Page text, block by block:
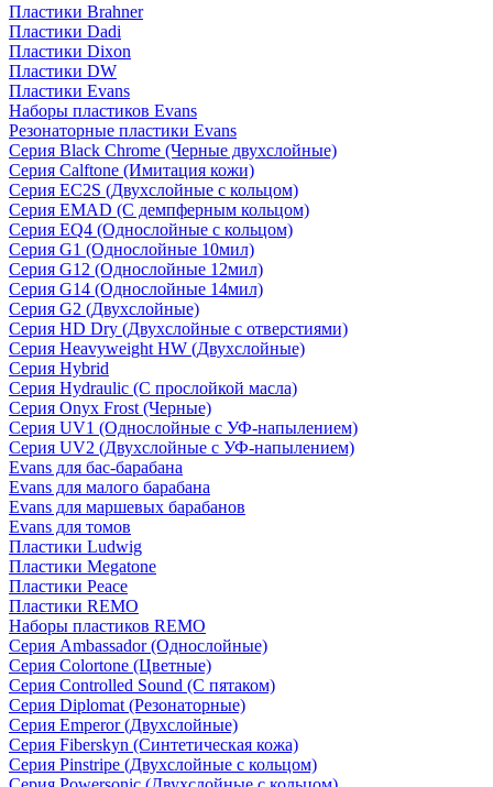
Пластики Brahner
Пластики Dadi
Пластики Dixon
Пластики DW
Пластики Evans
Наборы пластиков Evans
Резонаторные пластики Evans
Серия Black Chrome (Черные двухслойные)
Серия Calftone (Имитация кожи)
Серия EC2S (Двухслойные с кольцом)
Серия EMAD (С демпферным кольцом)
Серия EQ4 (Однослойные с кольцом)
Серия G1 (Однослойные 10мил)
Серия G12 (Однослойные 12мил)
Серия G14 (Однослойные 14мил)
Серия G2 (Двухслойные)
Серия HD Dry (Двухслойные с отверстиями)
Серия Heavyweight HW (Двухслойные)
Серия Hybrid
Серия Hydraulic (С прослойкой масла)
Серия Onyx Frost (Черные)
Серия UV1 (Однослойные с УФ-напылением)
Серия UV2 (Двухслойные с УФ-напылением)
Evans для бас-барабана
Evans для малого барабана
Evans для маршевых барабанов
Evans для томов
Пластики Ludwig
Пластики Megatone
Пластики Peace
Пластики REMO
Наборы пластиков REMO
Серия Ambassador (Однослойные)
Серия Colortone (Цветные)
Серия Controlled Sound (С пятаком)
Серия Diplomat (Резонаторные)
Серия Emperor (Двухслойные)
Серия Fiberskyn (Синтетическая кожа)
Серия Pinstripe (Двухслойные с кольцом)